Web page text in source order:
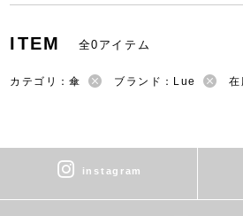
ITEM 全0アイテム
カテゴリ：傘 ブランド：Lue 在
instagram